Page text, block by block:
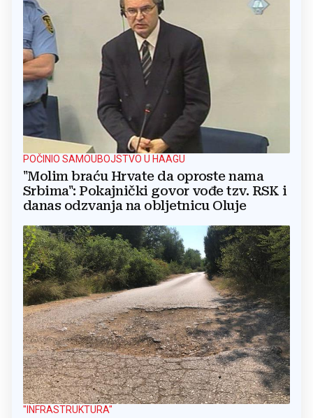
POČINIO SAMOUBOJSTVO U HAAGU
"Molim braću Hrvate da oproste nama
Srbima": Pokajnički govor vođe tzv. RSK i
danas odzvanja na obljetnicu Oluje
"INFRASTRUKTURA"